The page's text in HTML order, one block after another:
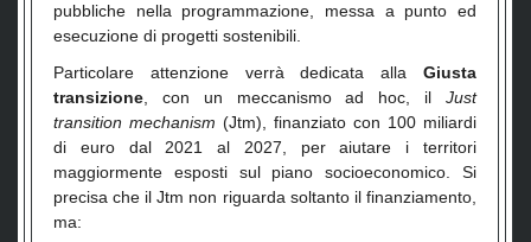
pubbliche nella programmazione, messa a punto ed
esecuzione di progetti sostenibili.
Particolare attenzione verrà dedicata alla Giusta
transizione, con un meccanismo ad hoc, il Just
transition mechanism (Jtm), finanziato con 100 miliardi
di euro dal 2021 al 2027, per aiutare i territori
maggiormente esposti sul piano socioeconomico. Si
precisa che il Jtm non riguarda soltanto il finanziamento,
ma: